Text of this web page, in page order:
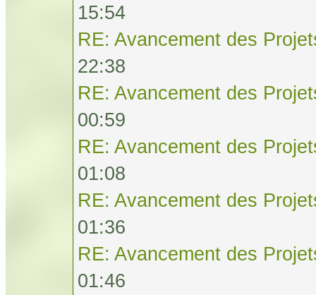
15:54
RE: Avancement des
22:38
RE: Avancement des
00:59
RE: Avancement des
01:08
RE: Avancement des
01:36
RE: Avancement des
01:46